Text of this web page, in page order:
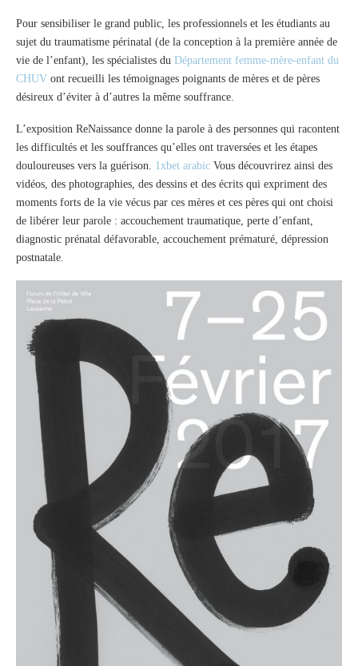
Pour sensibiliser le grand public, les professionnels et les étudiants au
sujet du traumatisme périnatal (de la conception à la première année de
vie de l’enfant), les spécialistes du Département femme-mère-enfant du
CHUV ont recueilli les témoignages poignants de mères et de pères
désireux d’éviter à d’autres la même souffrance.
L’exposition ReNaissance donne la parole à des personnes qui racontent
les difficultés et les souffrances qu’elles ont traversées et les étapes
douloureuses vers la guérison. 1xbet arabic Vous découvrirez ainsi des
vidéos, des photographies, des dessins et des écrits qui expriment des
moments forts de la vie vécus par ces mères et ces pères qui ont choisi
de libérer leur parole : accouchement traumatique, perte d’enfant,
diagnostic prénatal défavorable, accouchement prématuré, dépression
postnatale.